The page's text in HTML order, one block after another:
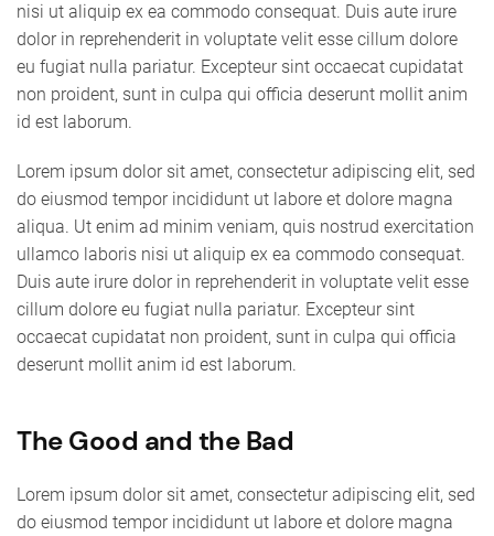
nisi ut aliquip ex ea commodo consequat. Duis aute irure
dolor in reprehenderit in voluptate velit esse cillum dolore
eu fugiat nulla pariatur. Excepteur sint occaecat cupidatat
non proident, sunt in culpa qui officia deserunt mollit anim
id est laborum.
Lorem ipsum dolor sit amet, consectetur adipiscing elit, sed
do eiusmod tempor incididunt ut labore et dolore magna
aliqua. Ut enim ad minim veniam, quis nostrud exercitation
ullamco laboris nisi ut aliquip ex ea commodo consequat.
Duis aute irure dolor in reprehenderit in voluptate velit esse
cillum dolore eu fugiat nulla pariatur. Excepteur sint
occaecat cupidatat non proident, sunt in culpa qui officia
deserunt mollit anim id est laborum.
The Good and the Bad
Lorem ipsum dolor sit amet, consectetur adipiscing elit, sed
do eiusmod tempor incididunt ut labore et dolore magna